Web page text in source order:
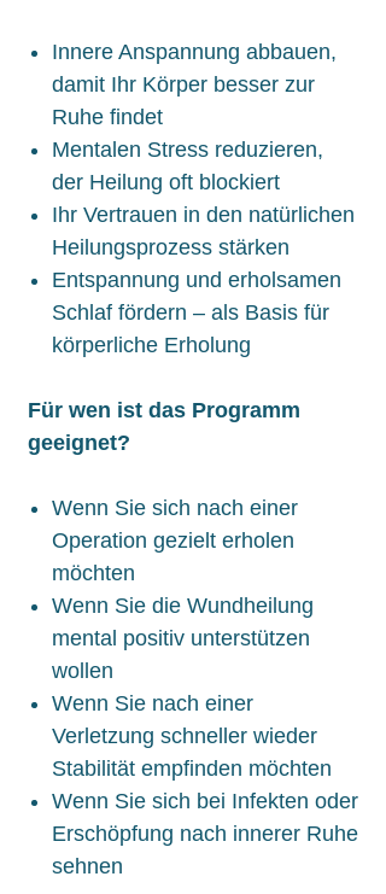
Innere Anspannung abbauen,
damit Ihr Körper besser zur
Ruhe findet
Mentalen Stress reduzieren,
der Heilung oft blockiert
Ihr Vertrauen in den natürlichen
Heilungsprozess stärken
Entspannung und erholsamen
Schlaf fördern – als Basis für
körperliche Erholung
Für wen ist das Programm
geeignet?
Wenn Sie sich nach einer
Operation gezielt erholen
möchten
Wenn Sie die Wundheilung
mental positiv unterstützen
wollen
Wenn Sie nach einer
Verletzung schneller wieder
Stabilität empfinden möchten
Wenn Sie sich bei Infekten oder
Erschöpfung nach innerer Ruhe
sehnen